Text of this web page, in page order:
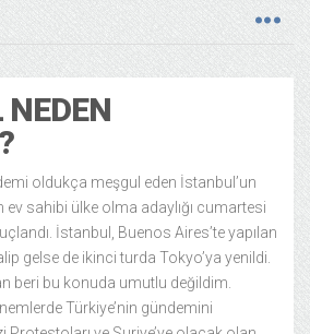
oldukça meşgul eden İstanbul’un
ev sahibi ülke olma adaylığı cumartesi
İstanbul, Buenos Aires’te yapılan
gelse de ikinci turda Tokyo’ya yenildi.
beri bu konuda umutlu değildim.
Türkiye’nin gündemini